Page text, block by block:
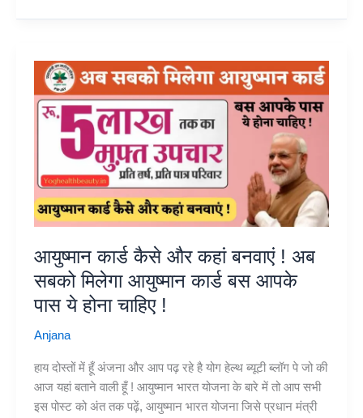
Modi
9th
G20
Parliamentary
Speakers’
Summit
मोदी
ने
P20
सम्मेलन
में
आतंकवाद
की
निंदा
आयुष्मान कार्ड कैसे और कहां बनवाएं ! अब
सबको मिलेगा आयुष्मान कार्ड बस आपके
पास ये होना चाहिए !
Anjana
हाय दोस्तों में हूँ अंजना और आप पढ़ रहे है योग हेल्थ ब्यूटी ब्लॉग पे जो की
आज यहां बताने वाली हूँ ! आयुष्मान भारत योजना के बारे में तो आप सभी
इस पोस्ट को अंत तक पढ़ें, आयुष्मान भारत योजना जिसे प्रधान मंत्री